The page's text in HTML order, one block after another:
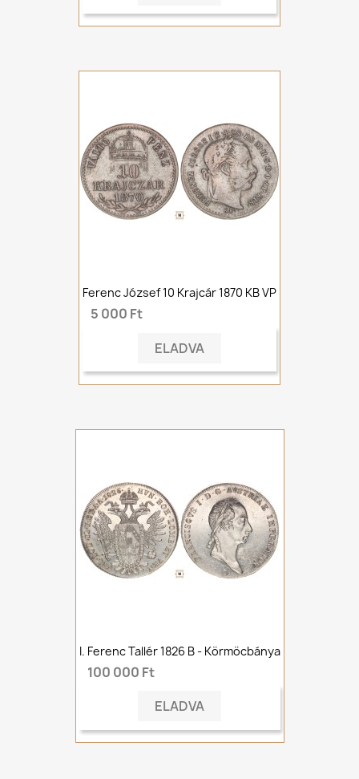
Ferenc József 10 Krajcár 1870 KB VP
5 000 Ft
ELADVA
I. Ferenc Tallér 1826 B - Körmöcbánya
100 000 Ft
ELADVA